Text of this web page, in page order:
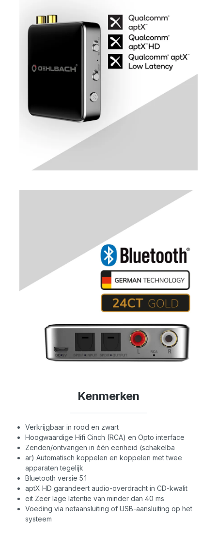
Kenmerken
Verkrijgbaar in rood en zwart
Hoogwaardige Hifi Cinch (RCA) en Opto interface
Zenden/ontvangen in één eenheid (schakelba
ar) Automatisch koppelen en koppelen met twee
apparaten tegelijk
Bluetooth versie 5.1
aptX HD garandeert audio-overdracht in CD-kwalit
eit Zeer lage latentie van minder dan 40 ms
Voeding via netaansluiting of USB-aansluiting op het
systeem